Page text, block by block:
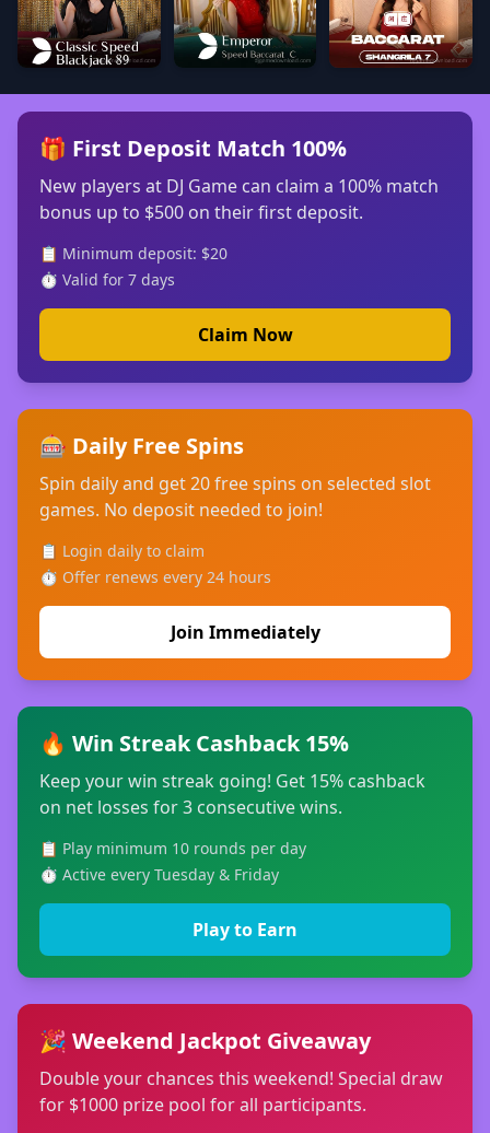
🎁 First Deposit Match 100%
New players at DJ Game can claim a 100% match
bonus up to $500 on their first deposit.
📋 Minimum deposit: $20
⏱ Valid for 7 days
Claim Now
🎰 Daily Free Spins
Spin daily and get 20 free spins on selected slot
games. No deposit needed to join!
📋 Login daily to claim
⏱ Offer renews every 24 hours
Join Immediately
🔥 Win Streak Cashback 15%
Keep your win streak going! Get 15% cashback
on net losses for 3 consecutive wins.
📋 Play minimum 10 rounds per day
⏱ Active every Tuesday & Friday
Play to Earn
🎉 Weekend Jackpot Giveaway
Double your chances this weekend! Special draw
for $1000 prize pool for all participants.